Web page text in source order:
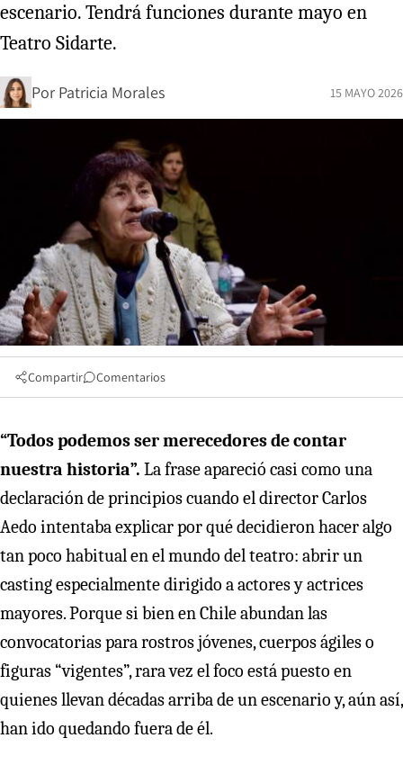
escenario. Tendrá funciones durante mayo en
Teatro Sidarte.
Por Patricia Morales 15 MAYO 2026
Compartir Comentarios
“Todos podemos ser merecedores de contar
nuestra historia”. La frase apareció casi como una
declaración de principios cuando el director Carlos
Aedo intentaba explicar por qué decidieron hacer algo
tan poco habitual en el mundo del teatro: abrir un
casting especialmente dirigido a actores y actrices
mayores. Porque si bien en Chile abundan las
convocatorias para rostros jóvenes, cuerpos ágiles o
figuras “vigentes”, rara vez el foco está puesto en
quienes llevan décadas arriba de un escenario y, aún así,
han ido quedando fuera de él.